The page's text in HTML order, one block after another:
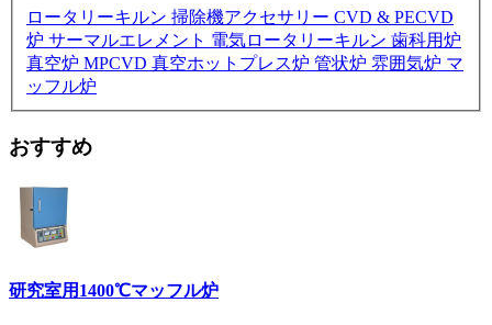
ロータリーキルン 掃除機アクセサリー CVD & PECVD
炉 サーマルエレメント 電気ロータリーキルン 歯科用炉
真空炉 MPCVD 真空ホットプレス炉 管状炉 雰囲気炉 マ
ッフル炉
おすすめ
研究室用1400℃マッフル炉